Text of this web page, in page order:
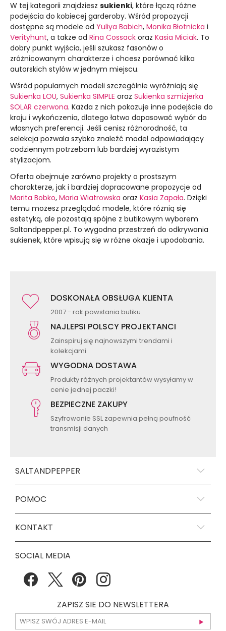
W tej kategorii znajdziesz sukienki, które łączą różne
podejścia do kobiecej garderoby. Wśród propozycji
dostępne są modele od Yuliya Babich, Monika Błotnicka i
Verityhunt, a także od Rina Cossack oraz Kasia Miciak. To
dobry punkt wyjścia, jeśli szukasz fasonów o
zróżnicowanym charakterze i chcesz porównać kilka
autorskich stylów w jednym miejscu.
Wśród popularnych modeli szczególnie wyróżniają się
Sukienka LOU, Sukienka SIMPLE oraz Sukienka szmizjerka
SOLAR czerwona. Każda z nich pokazuje inne podejście do
kroju i wykończenia, dlatego łatwo dopasować wybór do
własnych preferencji. Jeśli cenisz różnorodność, ta
selekcja pozwala szybko znaleźć model odpowiadający
codziennym potrzebom lub bardziej wyrazistym
stylizacjom.
Oferta obejmuje zarówno projekty o prostszym
charakterze, jak i bardziej dopracowane propozycje od
Marita Bobko, Maria Wiatrowska oraz Kasia Zapała. Dzięki
temu możesz przeglądać modele, które różnią się
estetyką, ale pozostają spójne z butikowym wyborem
Saltandpepper.pl. To wygodna przestrzeń do odkrywania
sukienek, które wpisują się w różne okazje i upodobania.
DOSKONAŁA OBSŁUGA KLIENTA
2007 - rok powstania butiku
NAJLEPSI POLSCY PROJEKTANCI
Zainspiruj się najnowszymi trendami i
kolekcjami
WYGODNA DOSTAWA
Produkty różnych projektantów wysyłamy w
cenie jednej paczki!
BEZPIECZNE ZAKUPY
Szyfrowanie SSL zapewnia pełną poufność
transmisji danych
SALTANDPEPPER
POMOC
KONTAKT
SOCIAL MEDIA
ZAPISZ SIE DO NEWSLETTERA